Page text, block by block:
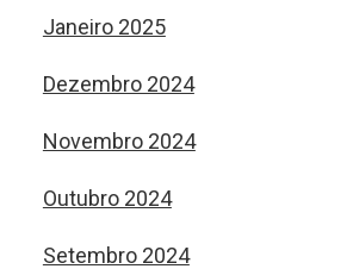
Janeiro 2025
Dezembro 2024
Novembro 2024
Outubro 2024
Setembro 2024